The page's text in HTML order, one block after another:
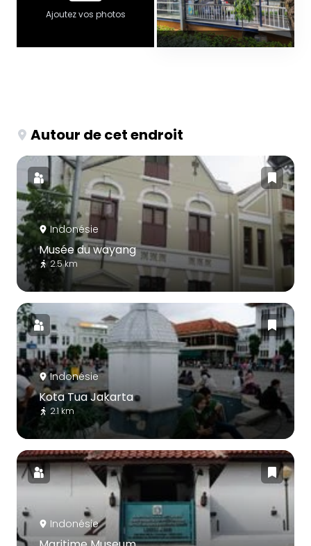
Ajoutez vos photos
Autour de cet endroit
Indonésie
Musée du wayang
2.5 km
Indonésie
Kota Tua Jakarta
2.1 km
Indonésie